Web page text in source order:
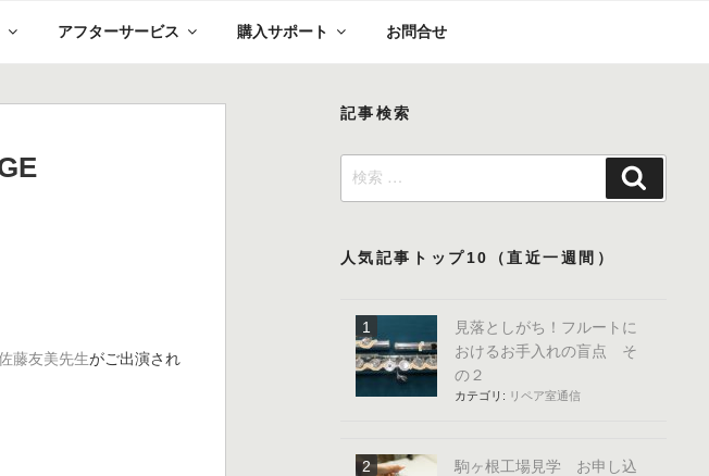
アフターサービス 購入サポート お問合せ
藤友美先生がご出演され
記事検索
検
索:
索
人気記事トップ10（直近一週間）
見落としがち！フルートに
おけるお手入れの盲点 そ
の２
カテゴリ: リペア室通信
駒ヶ根工場見学 お申し込